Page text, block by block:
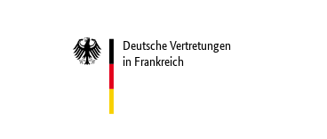
Deutsche Vertretungen
in Frankreich